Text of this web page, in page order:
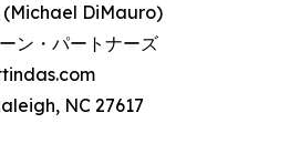
(Michael DiMauro)
ン・パートナーズ
NC 27617